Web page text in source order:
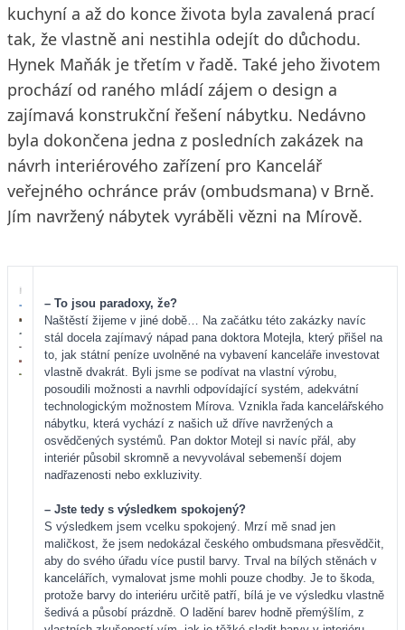
kuchyní a až do konce života byla zavalená prací
tak, že vlastně ani nestihla odejít do důchodu.
Hynek Maňák je třetím v řadě. Také jeho životem
prochází od raného mládí zájem o design a
zajímavá konstrukční řešení nábytku. Nedávno
byla dokončena jedna z posledních zakázek na
návrh interiérového zařízení pro Kancelář
veřejného ochránce práv (ombudsmana) v Brně.
Jím navržený nábytek vyráběli vězni na Mírově.
– To jsou paradoxy, že?
Naštěstí žijeme v jiné době… Na začátku této zakázky navíc
stál docela zajímavý nápad pana doktora Motejla, který přišel na
to, jak státní peníze uvolněné na vybavení kanceláře investovat
vlastně dvakrát. Byli jsme se podívat na vlastní výrobu,
posoudili možnosti a navrhli odpovídající systém, adekvátní
technologickým možnostem Mírova. Vznikla řada kancelářského
nábytku, která vychází z našich už dříve navržených a
osvědčených systémů. Pan doktor Motejl si navíc přál, aby
interiér působil skromně a nevyvolával sebemenší dojem
nadřazenosti nebo exkluzivity.
– Jste tedy s výsledkem spokojený?
S výsledkem jsem vcelku spokojený. Mrzí mě snad jen
maličkost, že jsem nedokázal českého ombudsmana přesvědčit,
aby do svého úřadu více pustil barvy. Trval na bílých stěnách v
kancelářích, vymalovat jsme mohli pouze chodby. Je to škoda,
protože barvy do interiéru určitě patří, bílá je ve výsledku vlastně
šedivá a působí prázdně. O ladění barev hodně přemýšlím, z